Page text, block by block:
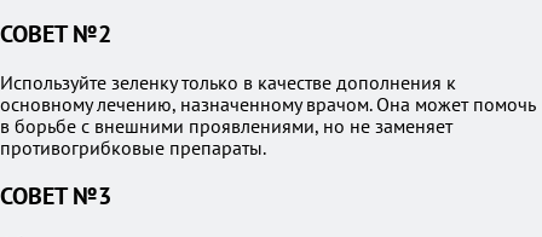
СОВЕТ №2
Используйте зеленку только в качестве дополнения к
основному лечению, назначенному врачом. Она может помочь
в борьбе с внешними проявлениями, но не заменяет
противогрибковые препараты.
СОВЕТ №3